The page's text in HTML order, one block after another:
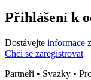
Přihlášení k
Dostávejte informace
Chci se zaregistrovat
Partneři • Svazky •